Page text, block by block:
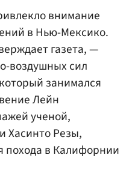
внимание
в Нью-Мексико.
газета, —
воздушных сил
занимался
Лейн
ученой,
Хасинто Резы,
похода в Калифорнии